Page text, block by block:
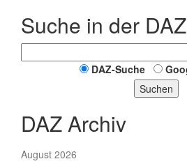
Suche in der DAZ
DAZ-Suche
Suchen
DAZ Archiv
August 2026